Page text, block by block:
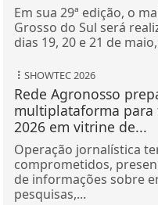
Em sua 29ª edição, o
Grosso do Sul será
dias 19, 20 e 21 de
SHOWTEC 2026
Rede Agronosso
multiplataforma para
2026 em vitrine de...
Operação jornalística
comprometidos,
de informações sobre
pesquisas,...